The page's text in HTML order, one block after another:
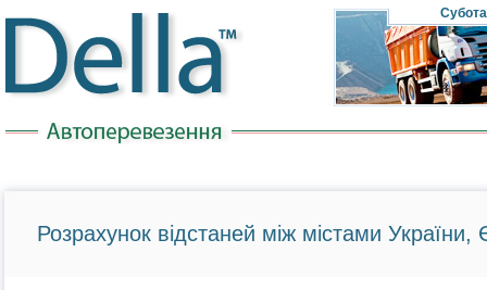
Субота
Розрахунок відстаней між містами України,